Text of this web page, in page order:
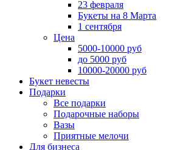
23 февраля
Букеты на 8 Марта
1 сентября
Цена
5000-10000 руб
до 5000 руб
10000-20000 руб
Букет невесты
Подарки
Все подарки
Подарочные наборы
Вазы
Приятные мелочи
Для бизнеса